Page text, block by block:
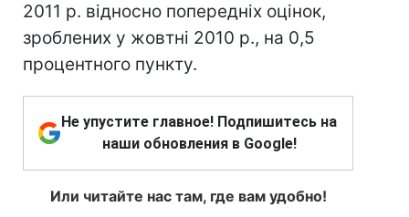
2011 р. відносно попередніх оцінок,
зроблених у жовтні 2010 р., на 0,5
процентного пункту.
Не упустите главное! Подпишитесь на
наши обновления в Google!
Или читайте нас там, где вам удобно!